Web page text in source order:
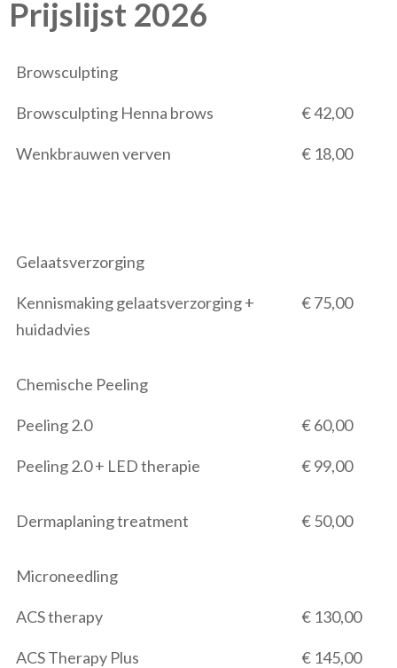
Prijslijst 2026
Browsculpting
Browsculpting Henna brows € 42,00
Wenkbrauwen verven € 18,00
Gelaatsverzorging
Kennismaking gelaatsverzorging +
huidadvies
€ 75,00
Chemische Peeling
Peeling 2.0 € 60,00
Peeling 2.0 + LED therapie € 99,00
Dermaplaning treatment € 50,00
Microneedling
ACS therapy € 130,00
ACS Therapy Plus € 145,00